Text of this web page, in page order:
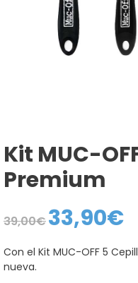
Kit MUC-
Premium
39,00€
El
precio
era:
39,00€.
33,90€El
es:
Con el Kit MUC-OFF 5
nueva.